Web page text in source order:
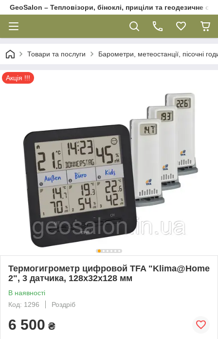
GeoSalon – Тепловізори, біноклі, приціли та геодезичне
Товари та послуги Барометри, метеостанції, пісочні
Акція !!!
Термогигрометр цифровой TFA "Klima@Home
2", 3 датчика, 128x32x128 мм
В наявності
Код: 1296
Роздріб
6 500 ₴